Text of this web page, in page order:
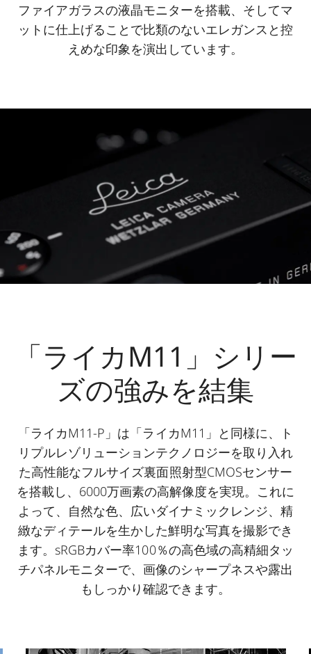
ファイアガラスの液晶モニターを搭載、そしてマ
ットに仕上げることで比類のないエレガンスと控
えめな印象を演出しています。
「ライカM11」シリー
ズの強みを結集
「ライカM11-P」は「ライカM11」と同様に、ト
リプルレゾリューションテクノロジーを取り入れ
た高性能なフルサイズ裏面照射型CMOSセンサー
を搭載し、6000万画素の高解像度を実現。これに
よって、自然な色、広いダイナミックレンジ、精
緻なディテールを生かした鮮明な写真を撮影でき
ます。sRGBカバー率100％の高色域の高精細タッ
チパネルモニターで、画像のシャープネスや露出
もしっかり確認できます。